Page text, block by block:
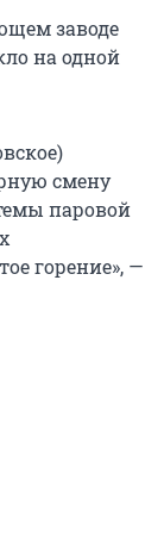
заводе
на одной
смену
паровой
горение», —